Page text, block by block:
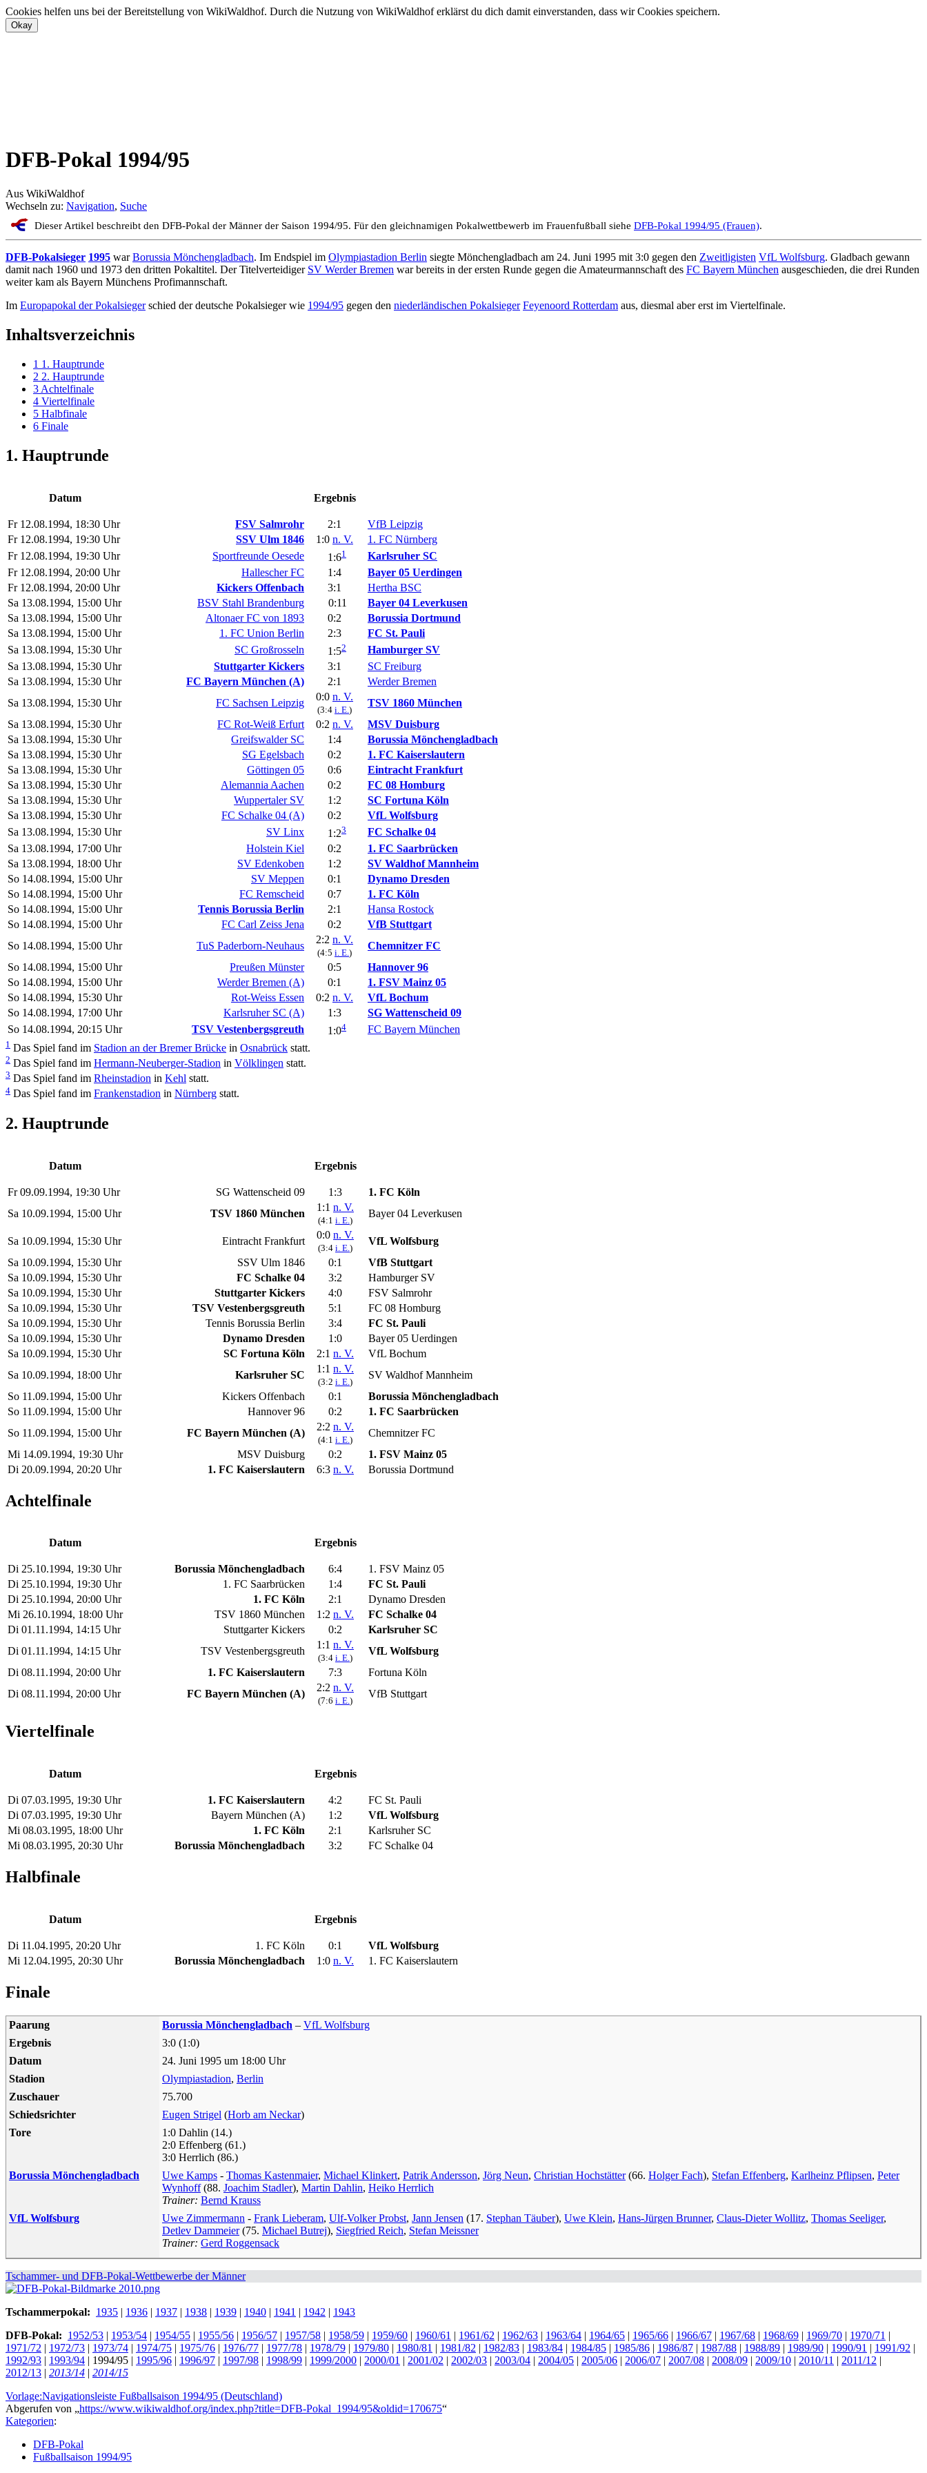
Cookies helfen uns bei der Bereitstellung von WikiWaldhof. Durch die Nutzung von WikiWaldhof erklärst du dich damit einverstanden, dass wir Cookies speichern.
DFB-Pokal 1994/95
Aus WikiWaldhof
Wechseln zu: Navigation, Suche
Dieser Artikel beschreibt den DFB-Pokal der Männer der Saison 1994/95. Für den gleichnamigen Pokalwettbewerb im Frauenfußball siehe DFB-Pokal 1994/95 (Frauen).
DFB-Pokalsieger 1995 warBorussia Mönchengladbach. Im Endspiel im Olympiastadion Berlin siegte Mönchengladbach am 24. Juni 1995 mit 3:0 gegen den Zweitligisten VfL Wolfsburg. Gladbach gewann
damit nach 1960 und 1973 den dritten Pokaltitel. Der Titelverteidiger SV Werder Bremen war bereits in der ersten Runde gegen die Amateurmannschaft des FC Bayern München ausgeschieden, die drei Runden
weiter kam als Bayern Münchens Profimannschaft.
Im Europapokal der Pokalsiegerschied der deutsche Pokalsieger wie 1994/95 gegen den niederländischen Pokalsieger Feyenoord Rotterdam aus, diesmal aber erst im Viertelfinale.
Inhaltsverzeichnis
1 1. Hauptrunde
2 2. Hauptrunde
3 Achtelfinale
4 Viertelfinale
5 Halbfinale
6 Finale
1. Hauptrunde
Datum Ergebnis
Fr 12.08.1994, 18:30 Uhr FSV Salmrohr 2:1
VfB Leipzig
Fr 12.08.1994, 19:30 Uhr
SSV Ulm 1846 1:0 n. V.
1. FC Nürnberg
Fr 12.08.1994, 19:30 Uhr
Sportfreunde Oesede 1:61
Karlsruher SC
Fr 12.08.1994, 20:00 Uhr
Hallescher FC 1:4
Bayer 05 Uerdingen
Fr 12.08.1994, 20:00 Uhr
Kickers Offenbach 3:1
Hertha BSC
Sa 13.08.1994, 15:00 Uhr
BSV Stahl Brandenburg 0:11
Bayer 04 Leverkusen
Sa 13.08.1994, 15:00 Uhr
Altonaer FC von 1893 0:2
Borussia Dortmund
Sa 13.08.1994, 15:00 Uhr
1. FC Union Berlin 2:3
FC St. Pauli
Sa 13.08.1994, 15:30 Uhr
SC Großrosseln 1:52
Hamburger SV
Sa 13.08.1994, 15:30 Uhr
Stuttgarter Kickers 3:1
SC Freiburg
Sa 13.08.1994, 15:30 Uhr
FC Bayern München (A) 2:1
Werder Bremen
Sa 13.08.1994, 15:30 Uhr
FC Sachsen Leipzig
0:0 n. V.
(3:4 i. E. )
TSV 1860 München
Sa 13.08.1994, 15:30 Uhr
FC Rot-Weiß Erfurt 0:2 n. V.
MSV Duisburg
Sa 13.08.1994, 15:30 Uhr
Greifswalder SC 1:4
Borussia Mönchengladbach
Sa 13.08.1994, 15:30 Uhr
SG Egelsbach 0:2
1. FC Kaiserslautern
Sa 13.08.1994, 15:30 Uhr
Göttingen 05 0:6
Eintracht Frankfurt
Sa 13.08.1994, 15:30 Uhr
Alemannia Aachen 0:2
FC 08 Homburg
Sa 13.08.1994, 15:30 Uhr
Wuppertaler SV 1:2
SC Fortuna Köln
Sa 13.08.1994, 15:30 Uhr
FC Schalke 04 (A) 0:2
VfL Wolfsburg
Sa 13.08.1994, 15:30 Uhr
SV Linx 1:23
FC Schalke 04
Sa 13.08.1994, 17:00 Uhr
Holstein Kiel 0:2
1. FC Saarbrücken
Sa 13.08.1994, 18:00 Uhr
SV Edenkoben 1:2
SV Waldhof Mannheim
So 14.08.1994, 15:00 Uhr
SV Meppen 0:1
Dynamo Dresden
So 14.08.1994, 15:00 Uhr
FC Remscheid 0:7
1. FC Köln
So 14.08.1994, 15:00 Uhr
Tennis Borussia Berlin 2:1
Hansa Rostock
So 14.08.1994, 15:00 Uhr
FC Carl Zeiss Jena 0:2
VfB Stuttgart
So 14.08.1994, 15:00 Uhr
TuS Paderborn-Neuhaus
2:2 n. V.
(4:5 i. E. )
Chemnitzer FC
So 14.08.1994, 15:00 Uhr
Preußen Münster 0:5
Hannover 96
So 14.08.1994, 15:00 Uhr
Werder Bremen (A) 0:1
1. FSV Mainz 05
So 14.08.1994, 15:30 Uhr
Rot-Weiss Essen 0:2 n. V.
VfL Bochum
So 14.08.1994, 17:00 Uhr
Karlsruher SC (A) 1:3
SG Wattenscheid 09
So 14.08.1994, 20:15 Uhr
TSV Vestenbergsgreuth 1:04 FC Bayern München
1 Das Spiel fand im Stadion an der Bremer Brücke in Osnabrück statt.
2 Das Spiel fand im Hermann-Neuberger-Stadion in Völklingen statt.
3 Das Spiel fand im Rheinstadion in Kehl statt.
4 Das Spiel fand im Frankenstadion in Nürnberg statt.
2. Hauptrunde
Datum Ergebnis
Fr 09.09.1994, 19:30 Uhr SG Wattenscheid 09 1:3
1. FC Köln
Sa 10.09.1994, 15:00 Uhr
TSV 1860 München
1:1 n. V.
(4:1 i. E. )
Bayer 04 Leverkusen
Sa 10.09.1994, 15:30 Uhr Eintracht Frankfurt
0:0 n. V.
(3:4 i. E. )
VfL Wolfsburg
Sa 10.09.1994, 15:30 Uhr
SSV Ulm 1846 0:1
VfB Stuttgart
Sa 10.09.1994, 15:30 Uhr
FC Schalke 04 3:2
Hamburger SV
Sa 10.09.1994, 15:30 Uhr
Stuttgarter Kickers 4:0
FSV Salmrohr
Sa 10.09.1994, 15:30 Uhr
TSV Vestenbergsgreuth 5:1
FC 08 Homburg
Sa 10.09.1994, 15:30 Uhr
Tennis Borussia Berlin 3:4
FC St. Pauli
Sa 10.09.1994, 15:30 Uhr
Dynamo Dresden 1:0
Bayer 05 Uerdingen
Sa 10.09.1994, 15:30 Uhr
SC Fortuna Köln 2:1 n. V.
VfL Bochum
Sa 10.09.1994, 18:00 Uhr
Karlsruher SC
1:1 n. V.
(3:2 i. E. )
SV Waldhof Mannheim
So 11.09.1994, 15:00 Uhr
Kickers Offenbach 0:1
Borussia Mönchengladbach
So 11.09.1994, 15:00 Uhr
Hannover 96 0:2
1. FC Saarbrücken
So 11.09.1994, 15:00 Uhr
FC Bayern München (A)
2:2 n. V.
(4:1 i. E. )
Chemnitzer FC
Mi 14.09.1994, 19:30 Uhr
MSV Duisburg 0:2
1. FSV Mainz 05
Di 20.09.1994, 20:20 Uhr
1. FC Kaiserslautern 6:3 n. V. Borussia Dortmund
Achtelfinale
Datum Ergebnis
Di 25.10.1994, 19:30 Uhr Borussia Mönchengladbach 6:4
1. FSV Mainz 05
Di 25.10.1994, 19:30 Uhr
1. FC Saarbrücken 1:4
FC St. Pauli
Di 25.10.1994, 20:00 Uhr
1. FC Köln 2:1
Dynamo Dresden
Mi 26.10.1994, 18:00 Uhr
TSV 1860 München 1:2 n. V.
FC Schalke 04
Di 01.11.1994, 14:15 Uhr
Stuttgarter Kickers 0:2
Karlsruher SC
Di 01.11.1994, 14:15 Uhr
TSV Vestenbergsgreuth
1:1 n. V.
(3:4 i. E.)
VfL Wolfsburg
Di 08.11.1994, 20:00 Uhr
1. FC Kaiserslautern 7:3
Fortuna Köln
Di 08.11.1994, 20:00 Uhr
FC Bayern München (A)
2:2 n. V.
(7:6 i. E.)
VfB Stuttgart
Viertelfinale
Datum Ergebnis
Di 07.03.1995, 19:30 Uhr 1. FC Kaiserslautern 4:2
FC St. Pauli
Di 07.03.1995, 19:30 Uhr
Bayern München (A) 1:2
VfL Wolfsburg
Mi 08.03.1995, 18:00 Uhr
1. FC Köln 2:1
Karlsruher SC
Mi 08.03.1995, 20:30 Uhr
Borussia Mönchengladbach 3:2 FC Schalke 04
Halbfinale
Datum Ergebnis
Di 11.04.1995, 20:20 Uhr 1. FC Köln 0:1
VfL Wolfsburg
Mi 12.04.1995, 20:30 Uhr
Borussia Mönchengladbach 1:0 n. V. 1. FC Kaiserslautern
Finale
Paarung Borussia Mönchengladbach – VfL Wolfsburg
Ergebnis
3:0 (1:0)
Datum
24. Juni 1995 um 18:00 Uhr
Stadion
Olympiastadion, Berlin
Zuschauer
75.700
Schiedsrichter
Eugen Strigel (Horb am Neckar)
Tore
1:0 Dahlin (14.)
2:0 Effenberg (61.)
3:0 Herrlich (86.)
Borussia Mönchengladbach
Uwe Kamps - Thomas Kastenmaier, Michael Klinkert, Patrik Andersson, Jörg Neun, Christian Hochstätter(66. Holger Fach), Stefan Effenberg, Karlheinz Pflipsen, Peter
Wynhoff(88. Joachim Stadler), Martin Dahlin, Heiko Herrlich
Trainer: Bernd Krauss
VfL Wolfsburg
Uwe Zimmermann - Frank Lieberam, Ulf-Volker Probst, Jann Jensen (17. Stephan Täuber), Uwe Klein, Hans-Jürgen Brunner, Claus-Dieter Wollitz, Thomas Seeliger,
Detlev Dammeier(75. Michael Butrej), Siegfried Reich, Stefan Meissner
Trainer: Gerd Roggensack
Tschammer- und DFB-Pokal-Wettbewerbe der Männer
Tschammerpokal: 1935 | 1936 | 1937 | 1938 | 1939 | 1940 | 1941 | 1942 | 1943
DFB-Pokal: 1952/53 | 1953/54 | 1954/55 | 1955/56 | 1956/57 | 1957/58 | 1958/59 | 1959/60 | 1960/61 | 1961/62 | 1962/63 | 1963/64 | 1964/65 | 1965/66 | 1966/67 | 1967/68 | 1968/69 | 1969/70 | 1970/71 |
1971/72 | 1972/73 | 1973/74 | 1974/75 | 1975/76 | 1976/77 | 1977/78 | 1978/79 | 1979/80 | 1980/81 | 1981/82 | 1982/83 | 1983/84 | 1984/85 | 1985/86 | 1986/87 | 1987/88 | 1988/89 | 1989/90 | 1990/91 | 1991/92 |
1992/93 | 1993/94 | 1994/95 | 1995/96 | 1996/97 | 1997/98 | 1998/99 | 1999/2000 | 2000/01 | 2001/02 | 2002/03 | 2003/04 | 2004/05 | 2005/06 | 2006/07 | 2007/08 | 2008/09 | 2009/10 | 2010/11 | 2011/12 |
2012/13 | 2013/14 | 2014/15
Vorlage:Navigationsleiste Fußballsaison 1994/95 (Deutschland)
Abgerufen von „https://www.wikiwaldhof.org/index.php?title=DFB-Pokal_1994/95&oldid=170675“
Kategorien:
DFB-Pokal
Fußballsaison 1994/95